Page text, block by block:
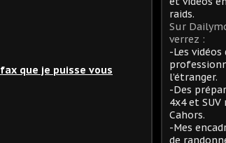
que je puisse vous
raids.
Sur
verrez :
-Les
l’étranger.
-Des
4x4 et
Cahors.
-Mes
de